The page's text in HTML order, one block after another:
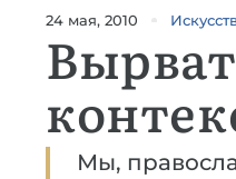
24 мая, 2010
Мы,